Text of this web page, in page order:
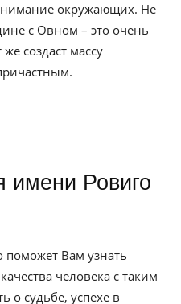
окружающих. Не
с Овном – это очень
создаст массу
Вам узнать
человека с таким
о судьбе, успехе в